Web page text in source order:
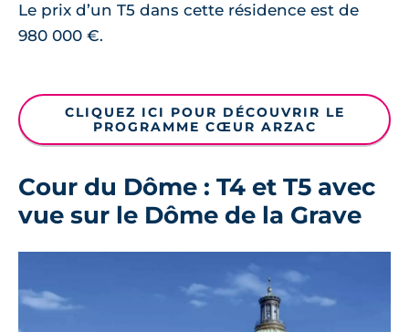
Le prix d’un T5 dans cette résidence est de
980 000 €.
CLIQUEZ ICI POUR DÉCOUVRIR LE
PROGRAMME CŒUR ARZAC
Cour du Dôme : T4 et T5 avec
vue sur le Dôme de la Grave